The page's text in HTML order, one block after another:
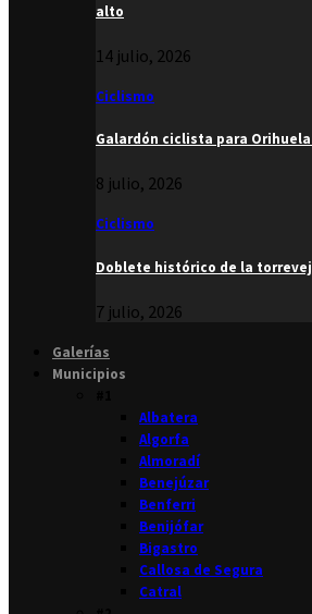
alto
14 julio, 2026
Ciclismo
Galardón ciclista para
8 julio, 2026
Ciclismo
Doblete histórico de la
7 julio, 2026
Galerías
Municipios
Albatera
Algorfa
Almoradí
Benejúzar
Benferri
Benijófar
Bigastro
Callosa de Segura
Catral